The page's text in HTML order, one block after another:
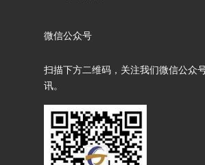
微信公众号
扫描下方二维码，关注我们微信公众
讯。